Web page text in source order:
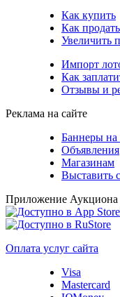
Как купить
Как продать
Увеличить
Импорт
Как
Отзывы и
Реклама на сайте
Баннеры на
Объявления
Магазинам
Выставить
Приложение Аукциона
Оплата услуг сайта
Visa
Mastercard